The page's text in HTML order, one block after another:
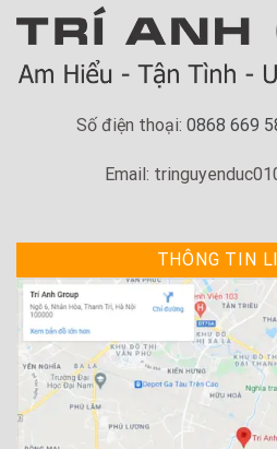
Số điện thoại: 0868 669
Email:
THÔNG TIN